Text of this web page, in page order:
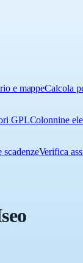
e mappeCalcola
GPLColonnine
scadenzeVerifica